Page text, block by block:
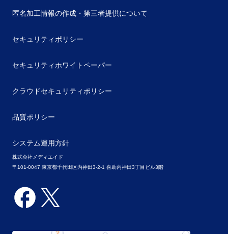
株式会社メディエイド
〒101-0047 東京都千代田区内神田3-2-1 喜助内神田3丁目ビル3階
匿名加工情報の作成・第三者提供について
セキュリティポリシー
セキュリティホワイトペーパー
クラウドセキュリティポリシー
品質ポリシー
システム運用方針